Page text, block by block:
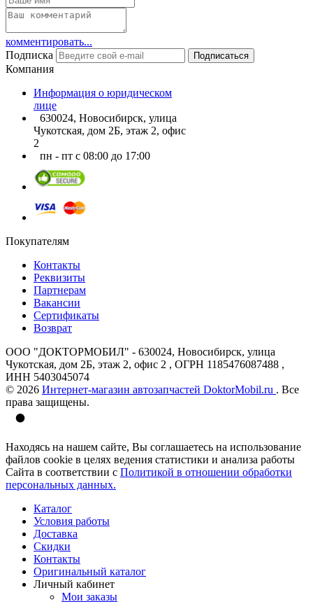
комментировать...
Подписка
Подписаться
Компания
Информация о юридическом
лице
630024, Новосибирск, улица
Чукотская, дом 2Б, этаж 2, офис
2
пн - пт с 08:00 до 17:00
Покупателям
Контакты
Реквизиты
Партнерам
Вакансии
Сертификаты
Возврат
ООО "ДОКТОРМОБИЛ" - 630024, Новосибирск, улица
Чукотская, дом 2Б, этаж 2, офис 2 , ОГРН 1185476087488 ,
ИНН 5403045074
© 2026 Интернет-магазин автозапчастей DoktorMobil.ru . Все
права защищены.
Находясь на нашем сайте, Вы соглашаетесь на использование
файлов cookie в целях ведения статистики и анализа работы
Сайта в соответствии с Политикой в отношении обработки
персональных данных.
Каталог
Условия работы
Доставка
Скидки
Контакты
Оригинальный каталог
Личный кабинет
Мои заказы